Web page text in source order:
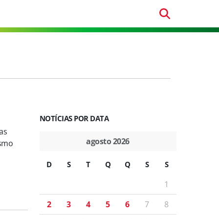
NOTÍCIAS POR DATA
agosto 2026
D S T Q Q S S
1
2
3 4 5 6 7
8